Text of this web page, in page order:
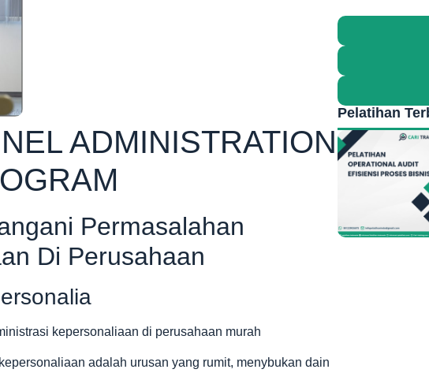
ADMINISTRATION
Permasalahan
Di Perusahaan
adalah urusan yang rumit, menybukan dain
Pelatihan